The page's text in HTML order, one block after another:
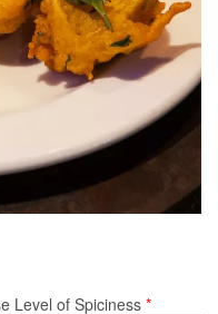
Level of Spiciness *